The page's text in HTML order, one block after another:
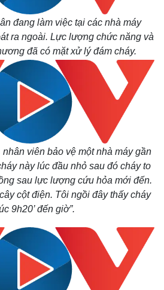
Multimedia
Video
E-Magazine
Infographic
đang làm việc tại các nhà máy
ra ngoài. Lực lượng chức năng và
đã có mặt xử lý đám cháy.
viên bảo vệ một nhà máy gần
này lúc đầu nhỏ sau đó cháy to
sau lực lượng cứu hỏa mới đến.
cột điện. Tôi ngồi đây thấy cháy
9h20’ đến giờ”.